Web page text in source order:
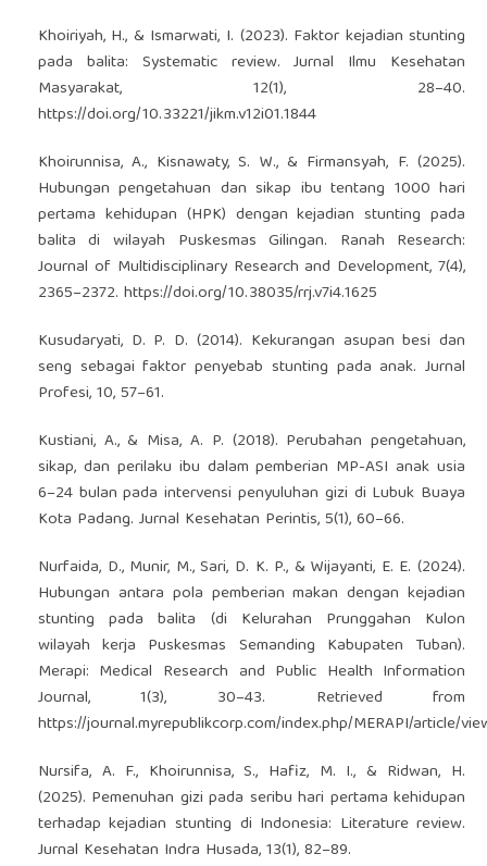
Khoiriyah, H., & Ismarwati, I. (2023). Faktor kejadian stunting
pada balita: Systematic review. Jurnal Ilmu Kesehatan
Masyarakat, 12(1), 28–40.
https://doi.org/10.33221/jikm.v12i01.1844
Khoirunnisa, A., Kisnawaty, S. W., & Firmansyah, F. (2025).
Hubungan pengetahuan dan sikap ibu tentang 1000 hari
pertama kehidupan (HPK) dengan kejadian stunting pada
balita di wilayah Puskesmas Gilingan. Ranah Research:
Journal of Multidisciplinary Research and Development, 7(4),
2365–2372. https://doi.org/10.38035/rrj.v7i4.1625
Kusudaryati, D. P. D. (2014). Kekurangan asupan besi dan
seng sebagai faktor penyebab stunting pada anak. Jurnal
Profesi, 10, 57–61.
Kustiani, A., & Misa, A. P. (2018). Perubahan pengetahuan,
sikap, dan perilaku ibu dalam pemberian MP-ASI anak usia
6–24 bulan pada intervensi penyuluhan gizi di Lubuk Buaya
Kota Padang. Jurnal Kesehatan Perintis, 5(1), 60–66.
Nurfaida, D., Munir, M., Sari, D. K. P., & Wijayanti, E. E. (2024).
Hubungan antara pola pemberian makan dengan kejadian
stunting pada balita (di Kelurahan Prunggahan Kulon
wilayah kerja Puskesmas Semanding Kabupaten Tuban).
Merapi: Medical Research and Public Health Information
Journal, 1(3), 30–43. Retrieved from
https://journal.myrepublikcorp.com/index.php/MERAPI/article/
Nursifa, A. F., Khoirunnisa, S., Hafiz, M. I., & Ridwan, H.
(2025). Pemenuhan gizi pada seribu hari pertama kehidupan
terhadap kejadian stunting di Indonesia: Literature review.
Jurnal Kesehatan Indra Husada, 13(1), 82–89.